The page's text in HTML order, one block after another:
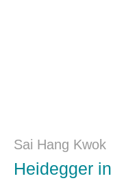
Sai Hang Kwok
Heidegger